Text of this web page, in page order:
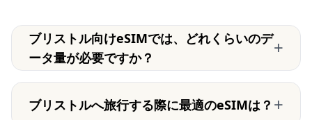
ブリストル向けeSIMでは、どれくらいのデ
ータ量が必要ですか？
+
ブリストルへ旅行する際に最適のeSIMは？ +